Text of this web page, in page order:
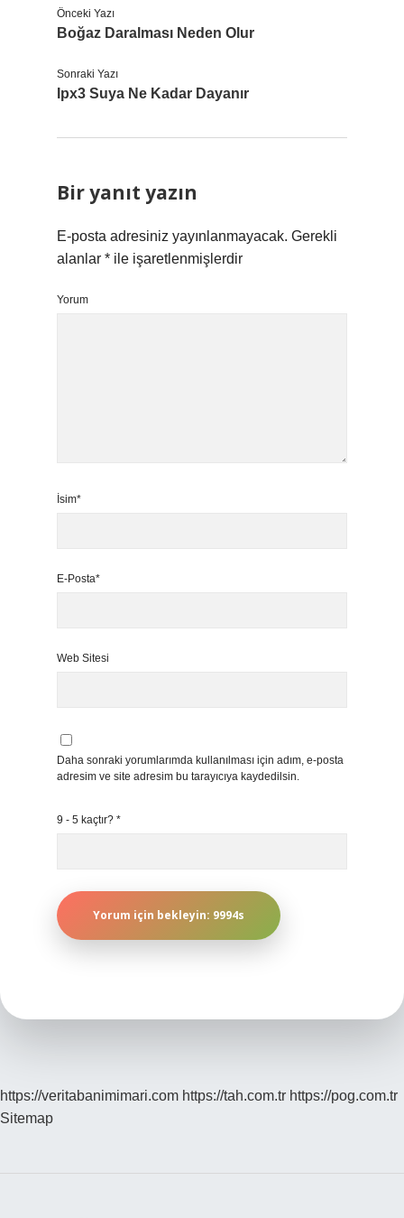
Önceki Yazı
Boğaz Daralması Neden Olur
Sonraki Yazı
Ipx3 Suya Ne Kadar Dayanır
Bir yanıt yazın
E-posta adresiniz yayınlanmayacak. Gerekli
alanlar * ile işaretlenmişlerdir
Yorum
İsim*
E-Posta*
Web Sitesi
Daha sonraki yorumlarımda kullanılması için adım, e-posta
adresim ve site adresim bu tarayıcıya kaydedilsin.
9 - 5 kaçtır? *
https://veritabanimimari.com https://tah.com.tr https://pog.com.tr
Sitemap